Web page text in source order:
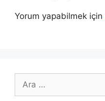
Yorum yapabilmek için
için